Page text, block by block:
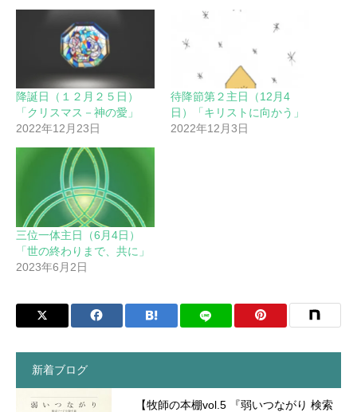
降誕日（１２月２５日）
「クリスマス－神の愛」
2022年12月23日
待降節第２主日（12月4
日）「キリストに向かう」
2022年12月3日
三位一体主日（6月4日）
「世の終わりまで、共に」
2023年6月2日
新着ブログ
【牧師の本棚vol.5 『弱いつながり 検索